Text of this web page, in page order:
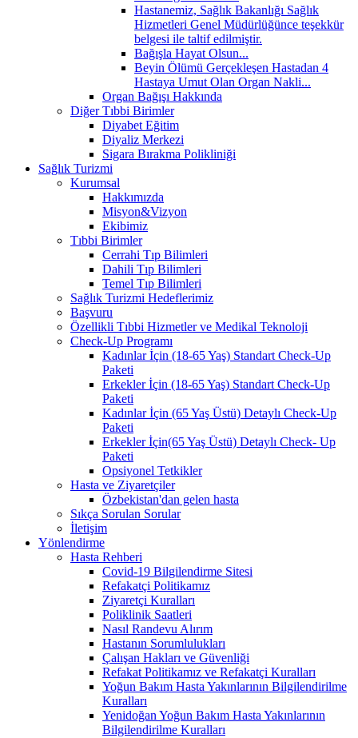
Hastanemiz, Sağlık Bakanlığı Sağlık
Hizmetleri Genel Müdürlüğünce teşekkür
belgesi ile taltif edilmiştir.
Bağışla Hayat Olsun...
Beyin Ölümü Gerçekleşen Hastadan 4
Hastaya Umut Olan Organ Nakli...
Organ Bağışı Hakkında
Diğer Tıbbi Birimler
Diyabet Eğitim
Diyaliz Merkezi
Sigara Bırakma Polikliniği
Sağlık Turizmi
Kurumsal
Hakkımızda
Misyon&Vizyon
Ekibimiz
Tıbbi Birimler
Cerrahi Tıp Bilimleri
Dahili Tıp Bilimleri
Temel Tıp Bilimleri
Sağlık Turizmi Hedeflerimiz
Başvuru
Özellikli Tıbbi Hizmetler ve Medikal Teknoloji
Check-Up Programı
Kadınlar İçin (18-65 Yaş) Standart Check-Up
Paketi
Erkekler İçin (18-65 Yaş) Standart Check-Up
Paketi
Kadınlar İçin (65 Yaş Üstü) Detaylı Check-Up
Paketi
Erkekler İçin(65 Yaş Üstü) Detaylı Check- Up
Paketi
Opsiyonel Tetkikler
Hasta ve Ziyaretçiler
Özbekistan'dan gelen hasta
Sıkça Sorulan Sorular
İletişim
Yönlendirme
Hasta Rehberi
Covid-19 Bilgilendirme Sitesi
Refakatçi Politikamız
Ziyaretçi Kuralları
Poliklinik Saatleri
Nasıl Randevu Alırım
Hastanın Sorumlulukları
Çalışan Hakları ve Güvenliği
Refakat Politikamız ve Refakatçi Kuralları
Yoğun Bakım Hasta Yakınlarının Bilgilendirilme
Kuralları
Yenidoğan Yoğun Bakım Hasta Yakınlarının
Bilgilendirilme Kuralları